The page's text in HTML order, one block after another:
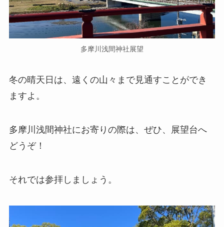
多摩川浅間神社展望
冬の晴天日は、遠くの山々まで見通すことができ
ますよ。
多摩川浅間神社にお寄りの際は、ぜひ、展望台へ
どうぞ！
それでは参拝しましょう。